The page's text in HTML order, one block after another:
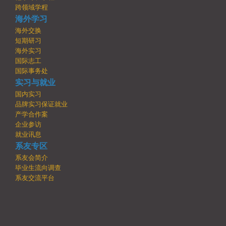
跨领域学程
海外学习
海外交换
短期研习
海外实习
国际志工
国际事务处
实习与就业
国内实习
品牌实习保证就业
产学合作案
企业参访
就业讯息
系友专区
系友会简介
毕业生流向调查
系友交流平台